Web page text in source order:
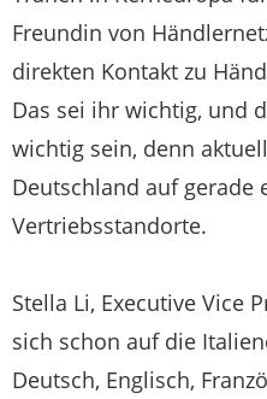
Freundin von
direkten Kontakt zu
Das sei ihr wichtig, und
wichtig sein, denn
Deutschland auf gerade
Vertriebsstandorte.
Stella Li, Executive Vice
sich schon auf die
Deutsch, Englisch,